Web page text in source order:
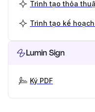
Trình tạo thỏa
Trình tạo kế
Lumin Sign
Ký PDF